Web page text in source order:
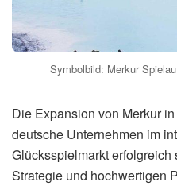
Symbolbild: Merkur
Die Expansion von Merkur
deutsche Unternehmen im
Glücksspielmarkt
Strategie und hochwertigen